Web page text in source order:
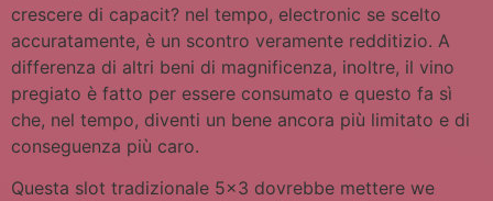
crescere di capacit? nel tempo, electronic se scelto
accuratamente, è un scontro veramente redditizio. A
differenza di altri beni di magnificenza, inoltre, il vino
pregiato è fatto per essere consumato e questo fa sì
che, nel tempo, diventi un bene ancora più limitato e di
conseguenza più caro.
Questa slot tradizionale 5×3 dovrebbe mettere we